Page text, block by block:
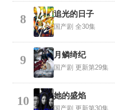
8 追光的日子
国产剧 全30集
9 月鳞绮纪
国产剧 更新第29集
10 她的盛焰
国产剧 更新第30集